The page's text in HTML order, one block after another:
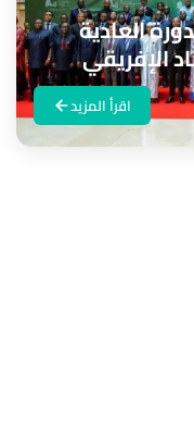
العادية
اقرأ المزيد